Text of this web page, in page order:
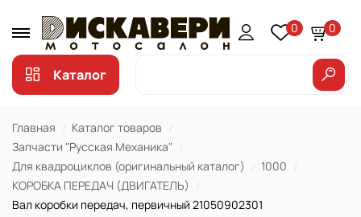
0 0
Каталог
Главная
Каталог товаров
Запчасти "Русская Механика"
Для квадроциклов (оригинальный каталог)
1000
КОРОБКА ПЕРЕДАЧ (ДВИГАТЕЛЬ)
Вал коробки передач, первичный 21050902301